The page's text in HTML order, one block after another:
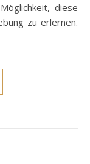
diese
zu erlernen.